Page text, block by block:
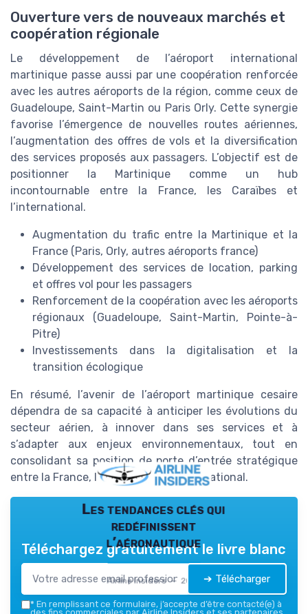
Ouverture vers de nouveaux marchés et
coopération régionale
Le développement de l’aéroport international
martinique passe aussi par une coopération renforcée
avec les autres aéroports de la région, comme ceux de
Guadeloupe, Saint-Martin ou Paris Orly. Cette synergie
favorise l’émergence de nouvelles routes aériennes,
l’augmentation des offres de vols et la diversification
des services proposés aux passagers. L’objectif est de
positionner la Martinique comme un hub
incontournable entre la France, les Caraïbes et
l’international.
Augmentation du trafic entre la Martinique et la
France (Paris, Orly, autres aéroports france)
Développement des services de location, parking
et offres vol pour les passagers
Renforcement de la coopération avec les aéroports
régionaux (Guadeloupe, Saint-Martin, Pointe-à-
Pitre)
Investissements dans la digitalisation et la
transition écologique
En résumé, l’avenir de l’aéroport martinique cesaire
dépendra de sa capacité à anticiper les évolutions du
secteur aérien, à innover dans ses services et à
s’adapter aux enjeux environnementaux, tout en
consolidant sa position de porte d’entrée stratégique
entre la France, les Caraïbes et l’international.
Les tendances clés qui
redéfinissent
l’aéronautique
Airline Insiders — 2026
Téléchargez gratuitement le livre blanc
➔ Télécharger
* En remplissant ce formulaire, j’accepte d’être contacté(e) à